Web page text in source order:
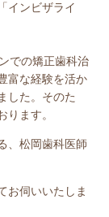
インビザライ
での矯正歯科治
富な経験を活か
した。そのた
ます。
、松岡歯科医師
お伺いいたしま